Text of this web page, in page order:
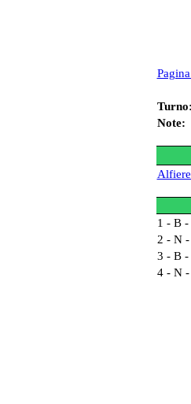
Turno:
Note:
1 - B
2 - N
3 - B -
4 - N -